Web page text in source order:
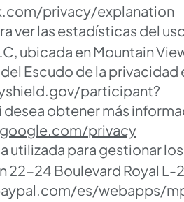
privacy/explanation
ver las estadísticas del
ubicada en Mountain
Escudo de la privacidad
participant?
desea obtener más
privacy
utilizada para gestionar
24 Boulevard Royal L-
es/webapps/